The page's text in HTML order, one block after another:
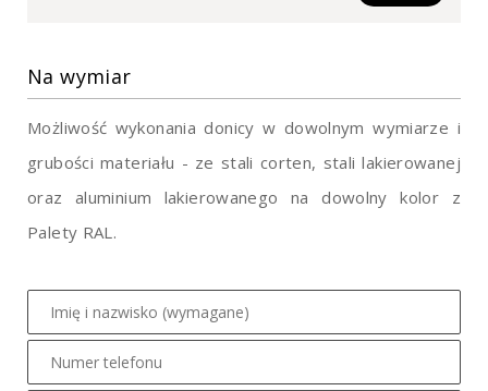
Na wymiar
Możliwość wykonania donicy w dowolnym wymiarze i
grubości materiału - ze stali corten, stali lakierowanej
oraz aluminium lakierowanego na dowolny kolor z
Palety RAL.